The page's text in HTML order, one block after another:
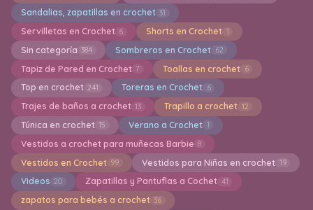
Sandalias, zapatillas en crochet 31
Servilletas en Crochet 6 Shorts en Crochet 1
Sin categoría 384 Sombreros en Crochet 62
Tapiz de Pared en Crochet 7 Toallas en crochet 6
Top en crochet 241 Toreras en Crochet 6
Trajes de baños a crochet 13 Trapillo a crochet 12
Túnica en crochet 15 Verano a Crochet 1
Vestidos a crochet para muñecas Barbie 8
Vestidos en Crochet 99 Vestidos para Niñas en crochet 19
Videos 20 Zapatillas y Pantuflas a Cochet 41
zapatos para bebés a crochet 36